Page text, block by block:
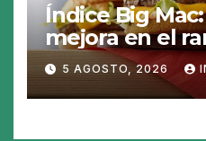
Índice Big
mejora en el
peso sigue
19%
5 AGOSTO, 2026